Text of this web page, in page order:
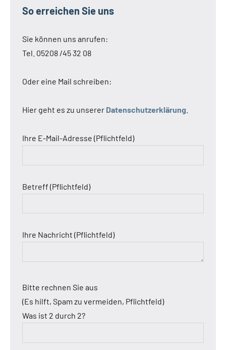
So erreichen Sie uns
Sie können uns anrufen:
Tel. 05208 /45 32 08
Oder eine Mail schreiben:
Hier geht es zu unserer Datenschutzerklärung
Ihre E-Mail-Adresse (Pflichtfeld)
Betreff (Pflichtfeld)
Ihre Nachricht (Pflichtfeld)
Bitte rechnen Sie aus
(Es hilft, Spam zu vermeiden, Pflichtfeld)
Was ist 2 durch 2?